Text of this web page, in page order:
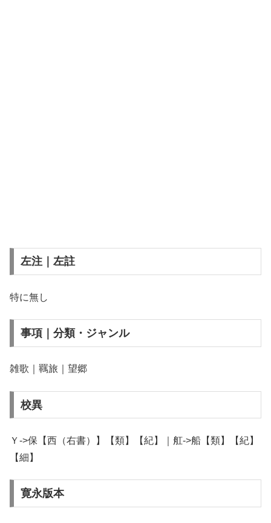
左注｜左註
特に無し
事項｜分類・ジャンル
雑歌｜羈旅｜望郷
校異
Ｙ->保【西（右書）】【類】【紀】｜舡->船【類】【紀】
【細】
寛永版本